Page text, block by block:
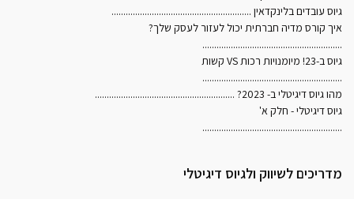
גיוס עובדים בלינקדאין ...........................................................
איך קורס מדיה חברתית יכול לעזור לעסק שלך?
...........................................................
גיוס ב-23! מיומנויות רכות VS קשות
...........................................................
מהו גיוס דיגיטלי ב- 2023?
...........................................................
גיוס דיגיטלי - חלק א'
...........................................................
מדריכים לשיווק ולגיוס דיגיטלי